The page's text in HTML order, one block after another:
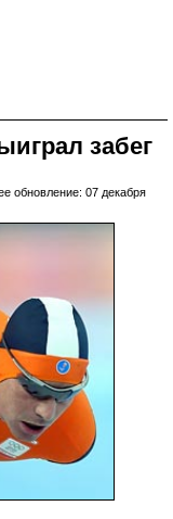
забег
обновление: 07 декабря